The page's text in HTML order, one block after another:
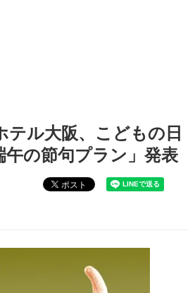
テル大阪、こどもの日
午の節句プラン」発表
ポスト